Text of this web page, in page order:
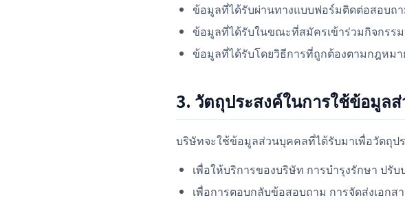
ข้อมูลที่ได้รับผ่านทางแบบฟอร์มติดต่อสอบถ
ข้อมูลที่ได้รับในขณะที่สมัครเข้าร่วมกิจกรร
ข้อมูลที่ได้รับโดยวิธีการที่ถูกต้องตามกฎหมา
3. วัตถุประสงค์ในการใช้ข้อมูล
บริษัทจะใช้ข้อมูลส่วนบุคคลที่ได้รับมาเพื่อวัตถุป
เพื่อให้บริการของบริษัท การบำรุงรักษา ปรั
เพื่อการตอบกลับข้อสอบถาม การจัดส่งเอก